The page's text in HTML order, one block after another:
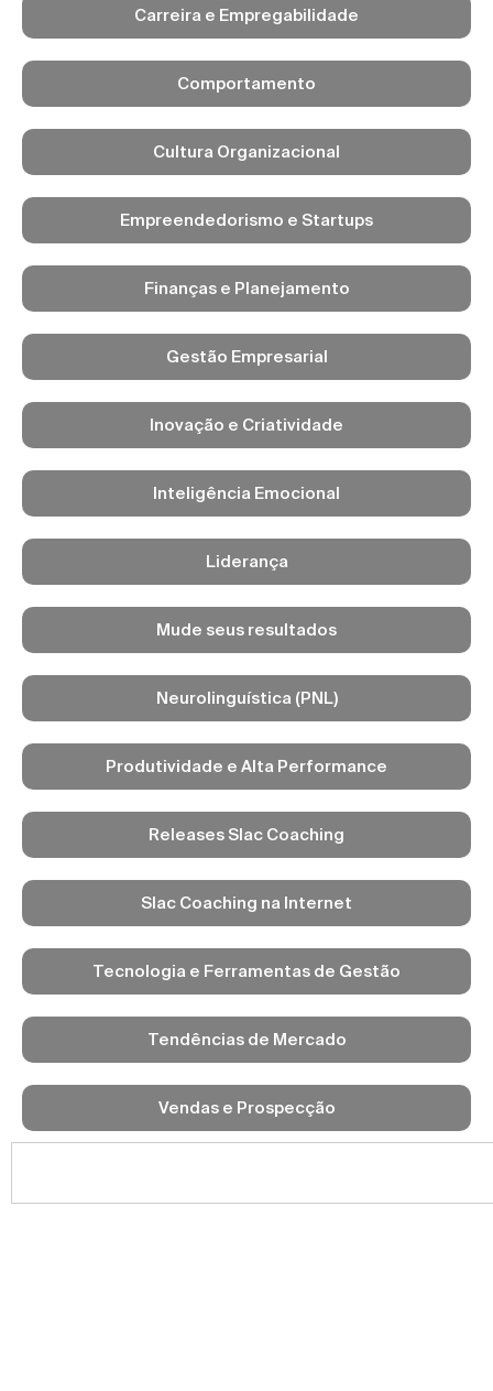
Carreira e Empregabilidade
Comportamento
Cultura Organizacional
Empreendedorismo e Startups
Finanças e Planejamento
Gestão Empresarial
Inovação e Criatividade
Inteligência Emocional
Liderança
Mude seus resultados
Neurolinguística (PNL)
Produtividade e Alta Performance
Releases Slac Coaching
Slac Coaching na Internet
Tecnologia e Ferramentas de Gestão
Tendências de Mercado
Vendas e Prospecção